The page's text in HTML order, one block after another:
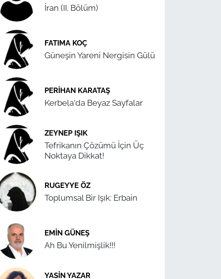
İran (II. Bölüm)
FATIMA KOÇ
Güneşin Yareni Nergisin Gülü
PERIHAN KARATAŞ
Kerbela'da Beyaz Sayfalar
ZEYNEP IŞIK
Tefrikanın Çözümü İçin Üç
Noktaya Dikkat!
RUGEYYE ÖZ
Toplumsal Bir Işık: Erbain
EMIN GÜNEŞ
Ah Bu Yenilmişlik!!!
YASIN YAZAR